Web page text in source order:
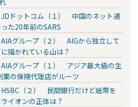
ドットコム（１） 中国のネット通
た20年前のSARS
グループ（２） AIGから独立して
描かれている山は？
グループ（１） アジア最大級の生
の保険代理店がルーツ
（２） 民間銀行だけど紙幣を
イオンの正体は？